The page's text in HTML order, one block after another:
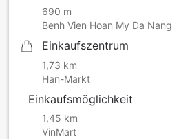
690 m
Benh Vien Hoan My Da Nang
Einkaufszentrum
1,73 km
Han-Markt
Einkaufsmöglichkeit
1,45 km
VinMart